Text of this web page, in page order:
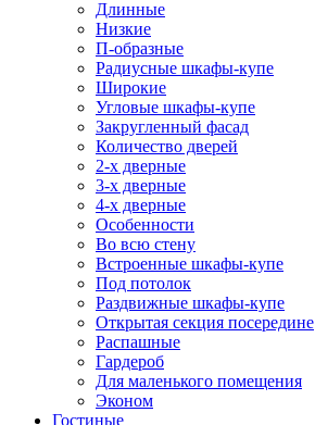
Длинные
Низкие
П-образные
Радиусные шкафы-купе
Широкие
Угловые шкафы-купе
Закругленный фасад
Количество дверей
2-х дверные
3-х дверные
4-х дверные
Особенности
Во всю стену
Встроенные шкафы-купе
Под потолок
Раздвижные шкафы-купе
Открытая секция посередине
Распашные
Гардероб
Для маленького помещения
Эконом
Гостиные